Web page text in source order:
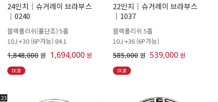
24인치│슈거레이 브라부스
│0240
블랙폴리쉬(풀단조) 5홀
10J +30 (6P가능) 84.1
1,848,000 원 1,694,000 원
DC중
22인치│슈거레이 브라부스
│1037
블랙폴리쉬 5홀
10J +36 (6P가능)
585,000 원 539,000 원
DC중
23